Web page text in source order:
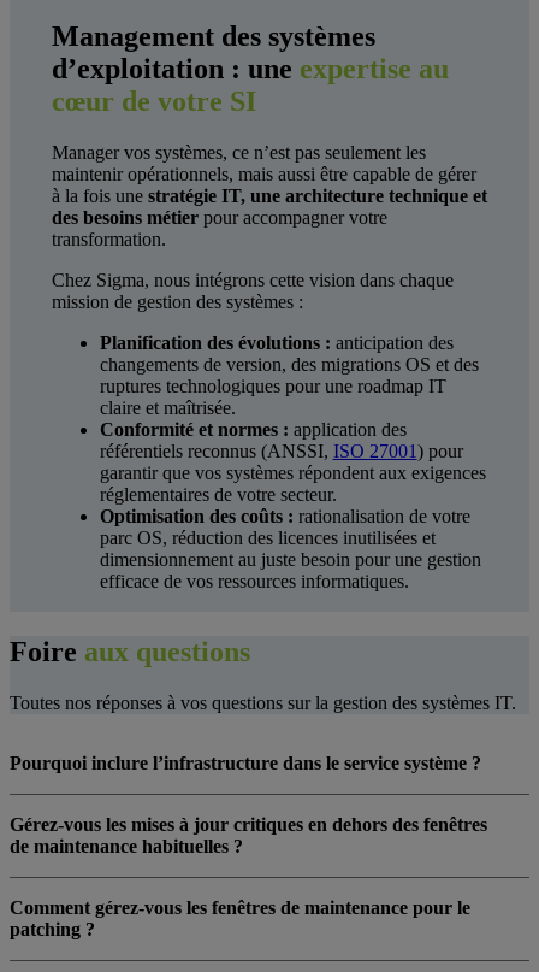
Management des systèmes
d’exploitation : une expertise au
cœur de votre SI
Manager vos systèmes, ce n’est pas seulement les
maintenir opérationnels, mais aussi être capable de gérer
à la fois une stratégie IT, une architecture technique et
des besoins métierpour accompagner votre
transformation.
Chez Sigma, nous intégrons cette vision dans chaque
mission de gestion des systèmes :
Planification des évolutions : anticipation des
changements de version, des migrations OS et des
ruptures technologiques pour une roadmap IT
claire et maîtrisée.
Conformité et normes : application des
référentiels reconnus (ANSSI, ISO 27001) pour
garantir que vos systèmes répondent aux exigences
réglementaires de votre secteur.
Optimisation des coûts : rationalisation de votre
parc OS, réduction des licences inutilisées et
dimensionnement au juste besoin pour une gestion
efficace de vos ressources informatiques.
Foire aux questions
Toutes nos réponses à vos questions sur la gestion des systèmes IT.
Pourquoi inclure l’infrastructure dans le service système ?
Gérez-vous les mises à jour critiques en dehors des fenêtres
de maintenance habituelles ?
Comment gérez-vous les fenêtres de maintenance pour le
patching ?